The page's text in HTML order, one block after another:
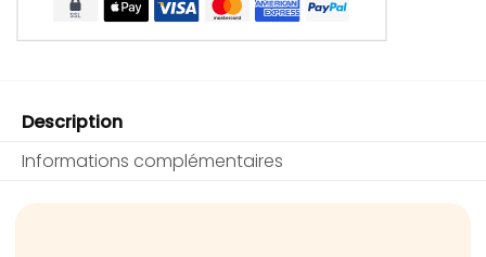
Description
Informations complémentaires